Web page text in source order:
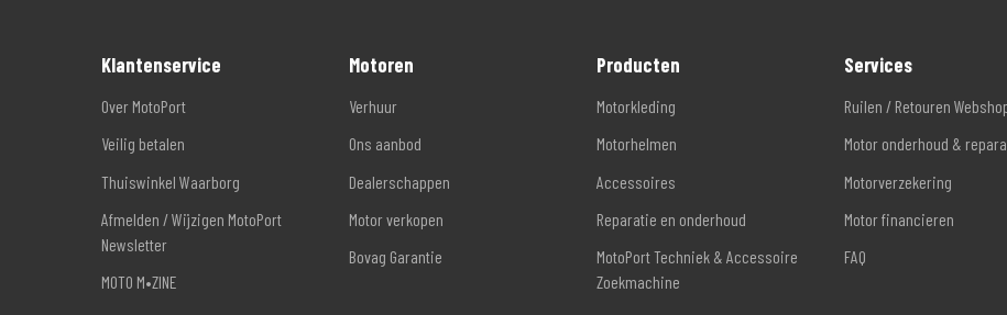
Klantenservice
Over MotoPort
Veilig betalen
Thuiswinkel Waarborg
Afmelden / Wijzigen MotoPort
Newsletter
MOTO M•ZINE
Motoren
Verhuur
Ons aanbod
Dealerschappen
Motor verkopen
Bovag Garantie
Producten
Motorkleding
Motorhelmen
Accessoires
Reparatie en onderhoud
MotoPort Techniek & Accessoire
Zoekmachine
Services
Ruilen / Retouren
Motor onderhoud &
Motorverzekering
Motor financieren
FAQ